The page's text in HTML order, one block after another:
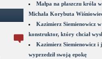
Małpa na płaszczu króla
Michała Korybuta
Kazimierz Siemienowicz
konstruktor, który chciał
Kazimierz Siemienowicz
wyprzedził swoją epokę